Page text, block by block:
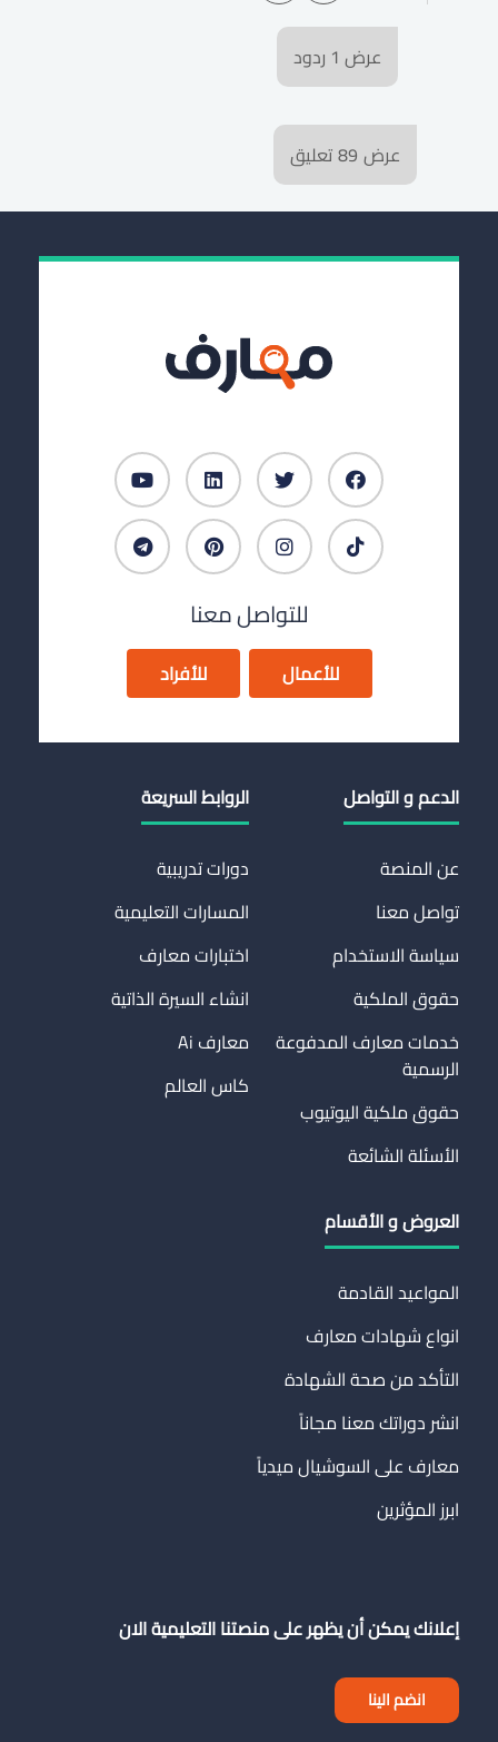
عرض 1 ردود
عرض 89تعليق
للتواصل معنا
للأعمال للأفراد
الدعم و التواصل
عن المنصة
تواصل معنا
سياسة الاستخدام
حقوق الملكية
خدمات معارف المدفوعة
الرسمية
حقوق ملكية اليوتيوب
الأسئلة الشائعة
الروابط السريعة
دورات تدريبية
المسارات التعليمية
اختبارات معارف
انشاء السيرة الذاتية
معارف Ai
كاس العالم
العروض و الأقسام
المواعيد القادمة
انواع شهادات معارف
التأكد من صحة الشهادة
انشر دوراتك معنا مجاناً
معارف على السوشيال ميدياً
ابرز المؤثرين
إعلانك يمكن أن يظهر على منصتنا التعليمية الان
انضم الينا